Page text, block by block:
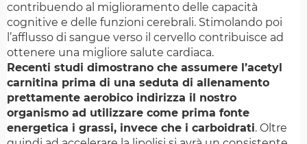
contribuendo al miglioramento delle capacità
cognitive e delle funzioni cerebrali. Stimolando poi
l’afflusso di sangue verso il cervello contribuisce ad
ottenere una migliore salute cardiaca.
Recenti studi dimostrano che assumere l’acetyl
carnitina prima di una seduta di allenamento
prettamente aerobico indirizza il nostro
organismo ad utilizzare come prima fonte
energetica i grassi, invece che i carboidrati. Oltre